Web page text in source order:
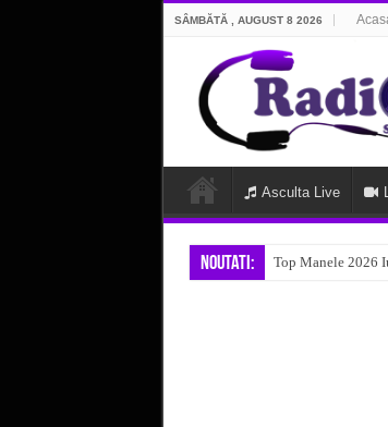
SÂMBĂTĂ , AUGUST 8 2026
Asculta Live
Noutati: Top Manele 2026